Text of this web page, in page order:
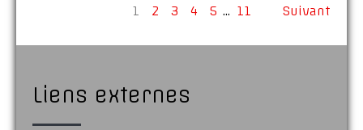
1 2 3 4 5 … 11 Suivant
Liens externes